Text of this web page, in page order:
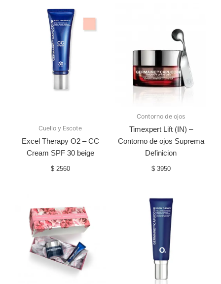
Cuello y Escote
Excel Therapy O2 – CC
Cream SPF 30 beige
$2560
Contorno de ojos
Timexpert Lift (IN) –
Contorno de ojos Suprema
Definicion
$3950